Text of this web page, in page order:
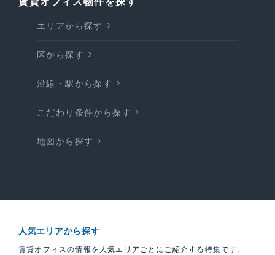
エリアから探す
区から探す
沿線・駅から探す
こだわり条件から探す
地図から探す
人気エリアから探す
賃貸オフィスの情報を人気エリアごとにご紹介する特集です。